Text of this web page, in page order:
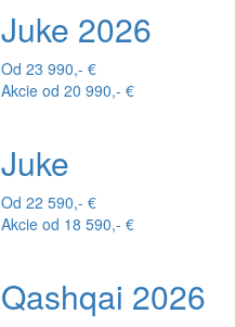
Juke 2026
Od 23 990,- €
Akcie od 20 990,- €
Juke
Od 22 590,- €
Akcie od 18 590,- €
Qashqai 2026